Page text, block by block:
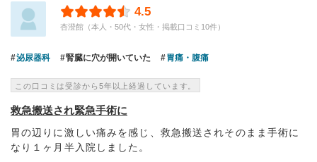
4.5
杏澄館（本人・50代・女性・掲載口コミ10件）
泌尿器科 腎臓に穴が開いていた 胃痛・腹痛
この口コミは受診から5年以上経過しています。
救急搬送され緊急手術に
胃の辺りに激しい痛みを感じ、救急搬送されそのまま手術に
なり１ヶ月半入院しました。